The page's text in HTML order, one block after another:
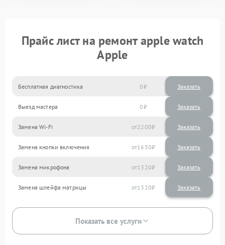
Прайс лист на ремонт apple watch
Apple
Бесплатная диагностика 0 Заказать
Выезд мастера 0 Заказать
Замена Wi-Fi 2200
Замена кнопки включения 1650
Замена микрофона 1320
Замена шлейфа матрицы 1320
Показать все услуги